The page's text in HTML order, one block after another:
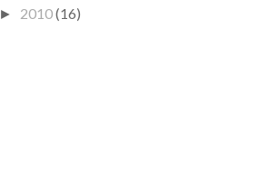
► 2010(16)